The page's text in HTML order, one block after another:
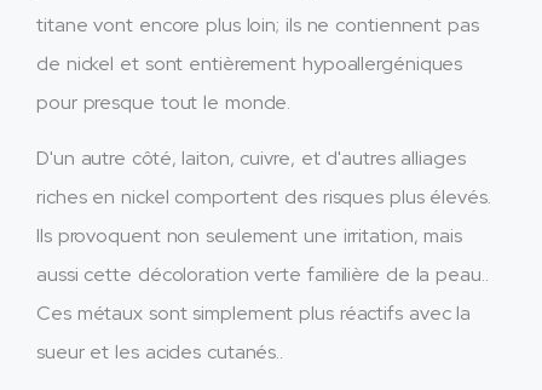
titane vont encore plus loin; ils ne contiennent pas
de nickel et sont entièrement hypoallergéniques
pour presque tout le monde.
D'un autre côté, laiton, cuivre, et d'autres alliages
riches en nickel comportent des risques plus élevés.
Ils provoquent non seulement une irritation, mais
aussi cette décoloration verte familière de la peau..
Ces métaux sont simplement plus réactifs avec la
sueur et les acides cutanés..